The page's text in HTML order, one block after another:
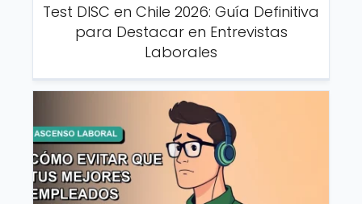
Test DISC en Chile 2026: Guía Definitiva
para Destacar en Entrevistas
Laborales